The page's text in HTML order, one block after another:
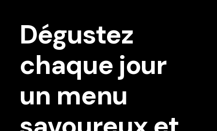
Dégustez
chaque jour
un menu